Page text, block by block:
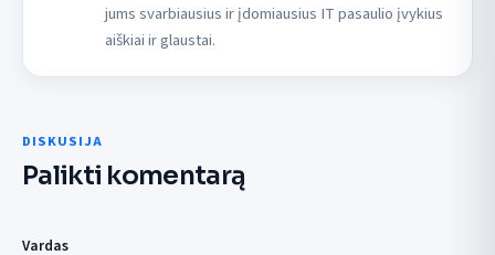
jums svarbiausius ir įdomiausius IT pasaulio įvykius
aiškiai ir glaustai.
DISKUSIJA
Palikti komentarą
Vardas